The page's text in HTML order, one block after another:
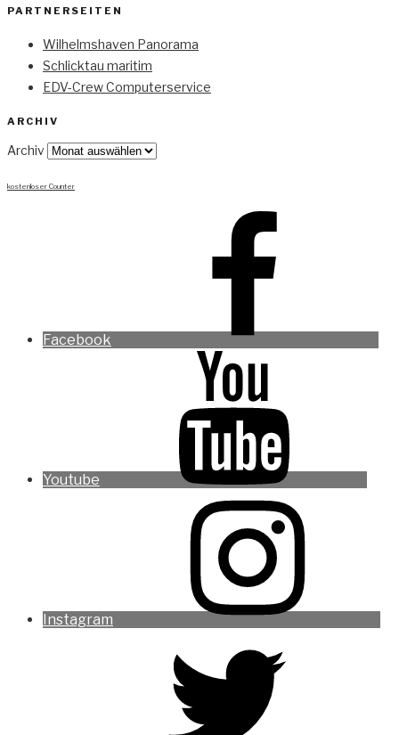
PARTNERSEITEN
Wilhelmshaven Panorama
Schlicktau maritim
EDV-Crew Computerservice
ARCHIV
Archiv
kostenloser Counter
Facebook
Youtube
Instagram